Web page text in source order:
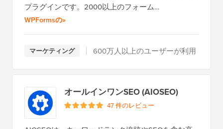
プラグインです。2000以上のフォーム…
WPFormsの全レビューを読む
»
マーケティング 600万人以上のユーザーが利用
オールインワンSEO (AIOSEO)
47 件のレビュー